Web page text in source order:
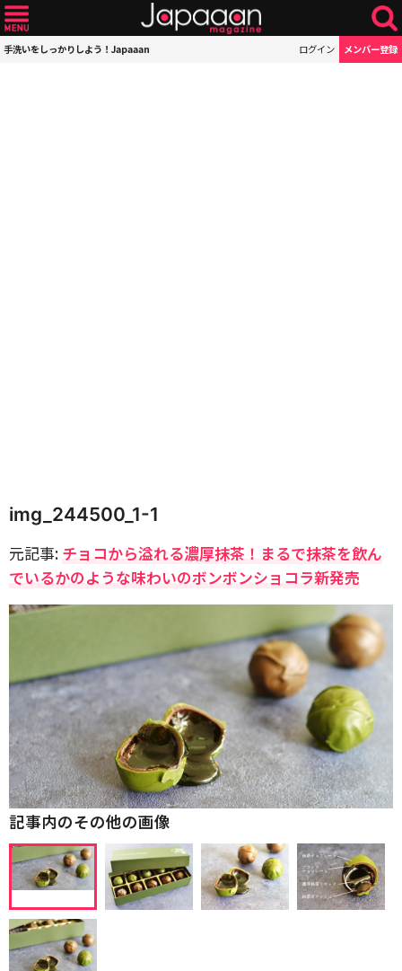
手洗いをしっかりしよう！Japaaan ログイン メンバー登録
img_244500_1-1
元記事: チョコから溢れる濃厚抹茶！まるで抹茶を飲ん
でいるかのような味わいのボンボンショコラ新発売
記事内のその他の画像